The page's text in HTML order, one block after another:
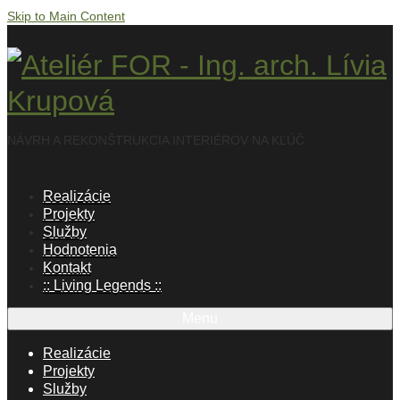
Skip to Main Content
Realizácie
Projekty
Služby
Hodnotenia
Kontakt
:: Living Legends ::
Realizácie
Projekty
Služby